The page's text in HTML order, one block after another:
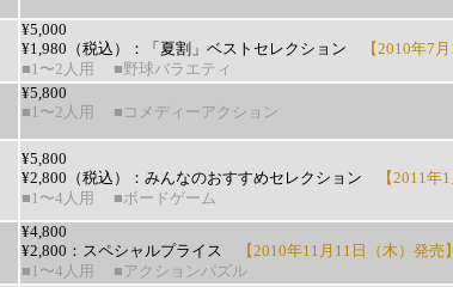
¥5,000
¥1,980（税込）：
「夏割」ベストセレクション 【2010年7月
■1〜2人用
■野球バラエティ
¥5,800
■1〜2人用
■コメディーアクション
¥5,800
¥2,800（税込）： みんなのおすすめセレクション 【2011年1
■1〜4人用
■ボードゲーム
¥4,800
¥2,800： スペシャルプライス 【2010年11月11日（木）発売】
■1〜4人用
■アクションパズル